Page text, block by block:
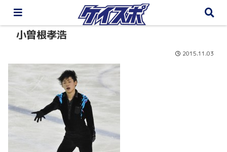
小曽根孝浩
2015.11.03